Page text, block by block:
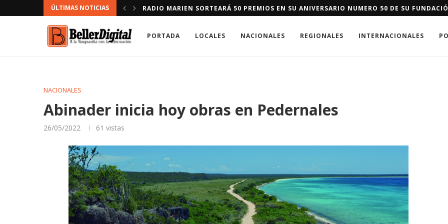
ÚLTIMAS NOTICIAS DEFENSOR DEL PUEBLO IMPULSA EN DAJABÓN SISTEMA DE ALERTA Y RESPUESTA
PORTADA LOCALES NACIONALES REGIONALES INTERNACIONALES
NACIONALES
Abinader inicia hoy obras en Pedernales
26/05/2022 61 vistas